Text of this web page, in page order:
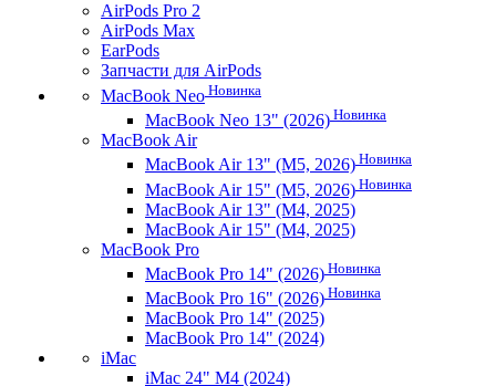
AirPods Pro 2
AirPods Max
EarPods
Запчасти для AirPods
MacBook Neo Новинка
MacBook Neo 13" (2026) Новинка
MacBook Air
MacBook Air 13" (M5, 2026) Новинка
MacBook Air 15" (M5, 2026) Новинка
MacBook Air 13" (M4, 2025)
MacBook Air 15" (M4, 2025)
MacBook Pro
MacBook Pro 14" (2026) Новинка
MacBook Pro 16" (2026) Новинка
MacBook Pro 14" (2025)
MacBook Pro 14" (2024)
iMac
iMac 24" M4 (2024)